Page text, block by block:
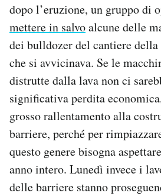
dopo l’eruzione, un gruppo di
mettere in salvoalcune delle
dei bulldozer del cantiere
che si avvicinava. Se le
distrutte dalla lava non ci
significativa perdita
grosso rallentamento alla
barriere, perché per
questo genere bisogna
anno intero. Lunedì invece i
delle barriere stanno